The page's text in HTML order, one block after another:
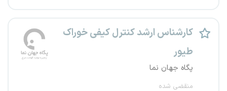
کارشناس ارشد کنترل کیفی خوراک
طیور
پگاه جهان نما
منقضی شده